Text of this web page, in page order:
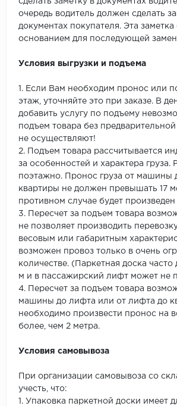
очередь водитель должен сделать
документах покупателя. Эта заметка
основанием для последующей
Условия выгрузки и подъема
1. Если Вам необходим пронос или
этаж, уточняйте это при заказе. В
добавить услугу по подъему
подъем товара без
не осуществляют!
2. Подъем товара рассчитывается
за особенностей и характера груза.
поэтажно. Пронос груза от машины
квартиры не должен превышать 17
противном случае будет произведен
3. Пересчет за подъем товара
не позволяет производить
весовым или габаритным
возможен провоз только в очень
количестве. (Паркетная доска
м и в пассажирский лифт может не
4. Пересчет за подъем товара
машины до лифта или от лифта до
необходимо произвести пронос на
более, чем 2 метра.
Условия самовывоза
При организации самовывоза со
учесть, что:
1. Упаковка паркетной доски имеет